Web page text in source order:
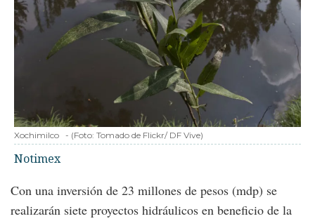
Xochimilco - (Foto: Tomado de Flickr/ DF Vive)
Notimex
Con una inversión de 23 millones de pesos (mdp) se
realizarán siete proyectos hidráulicos en beneficio de la